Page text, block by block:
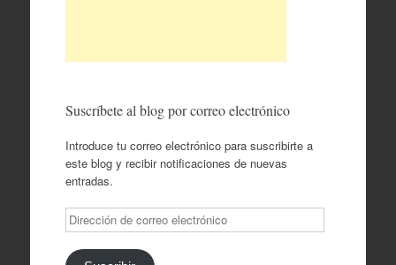
Suscríbete al blog por correo electrónico
Introduce tu correo electrónico para suscribirte a
este blog y recibir notificaciones de nuevas
entradas.
Dirección
de
correo